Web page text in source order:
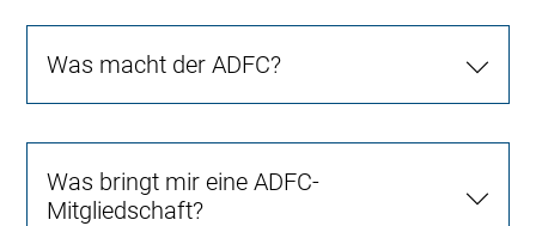
Was macht der ADFC?
Was bringt mir eine ADFC-
Mitgliedschaft?